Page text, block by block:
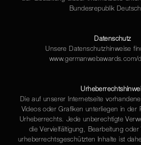
Bundesrepublik
Datenschutz
Unsere Datenschutzhinweise
www.germanwebawards.com/
Die auf unserer Internetseite
Videos oder Grafiken unterliegen in der
Urheberrechts. Jede unberechtigte
die Vervielfältigung, Bearbeitung oder
urheberrechtsgeschützten Inhalte ist